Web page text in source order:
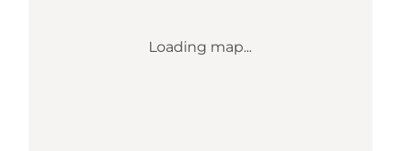
Loading map...